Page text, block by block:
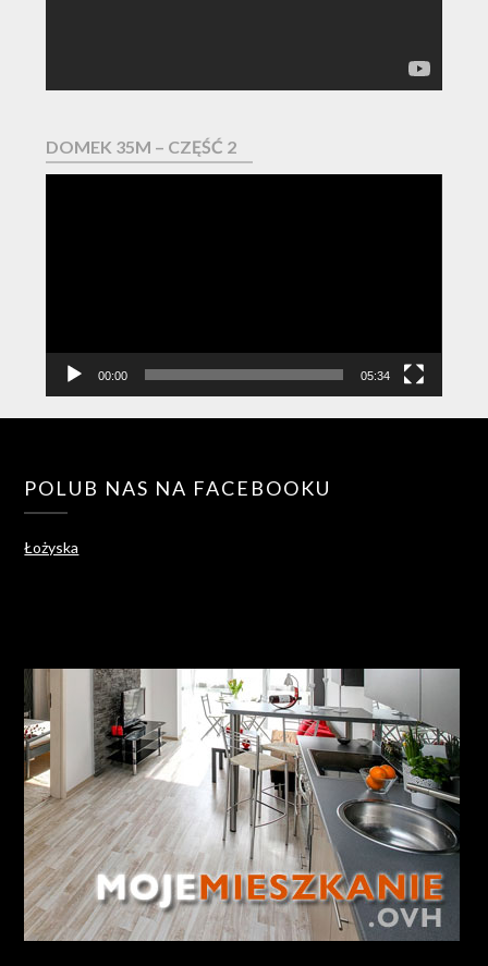
DOMEK 35M – CZĘŚĆ 2
00:00 05:34
POLUB NAS NA FACEBOOKU
Łożyska